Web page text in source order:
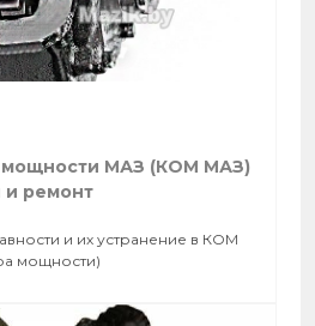
мощности МАЗ (КОМ МАЗ)
и ремонт
и их устранение в КОМ
мощности)